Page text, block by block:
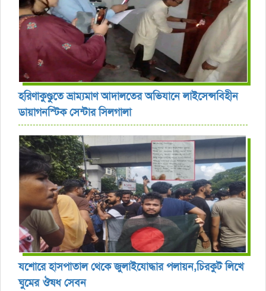
হরিণাকুণ্ডুতে ভ্রাম্যমাণ আদালতের অভিযানে লাইসেন্সবিহীন
ডায়াগনস্টিক সেন্টার সিলগালা
যশোরে হাসপাতাল থেকে জুলাইযোদ্ধার পলায়ন,চিরকুট লিখে
ঘুমের ঔষধ সেবন